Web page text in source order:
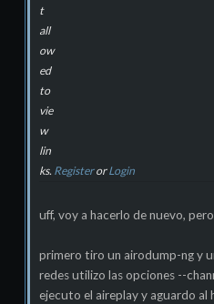
t
all
ow
ed
to
vie
w
lin
ks. RegisterorLogin
uff, voy a hacerlo de nuevo,
primero tiro un airodump-ng y
redes utilizo las opciones --
ejecuto el aireplay y aguardo al